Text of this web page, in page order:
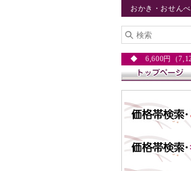
おかき・おせん
◆ 6,600円（